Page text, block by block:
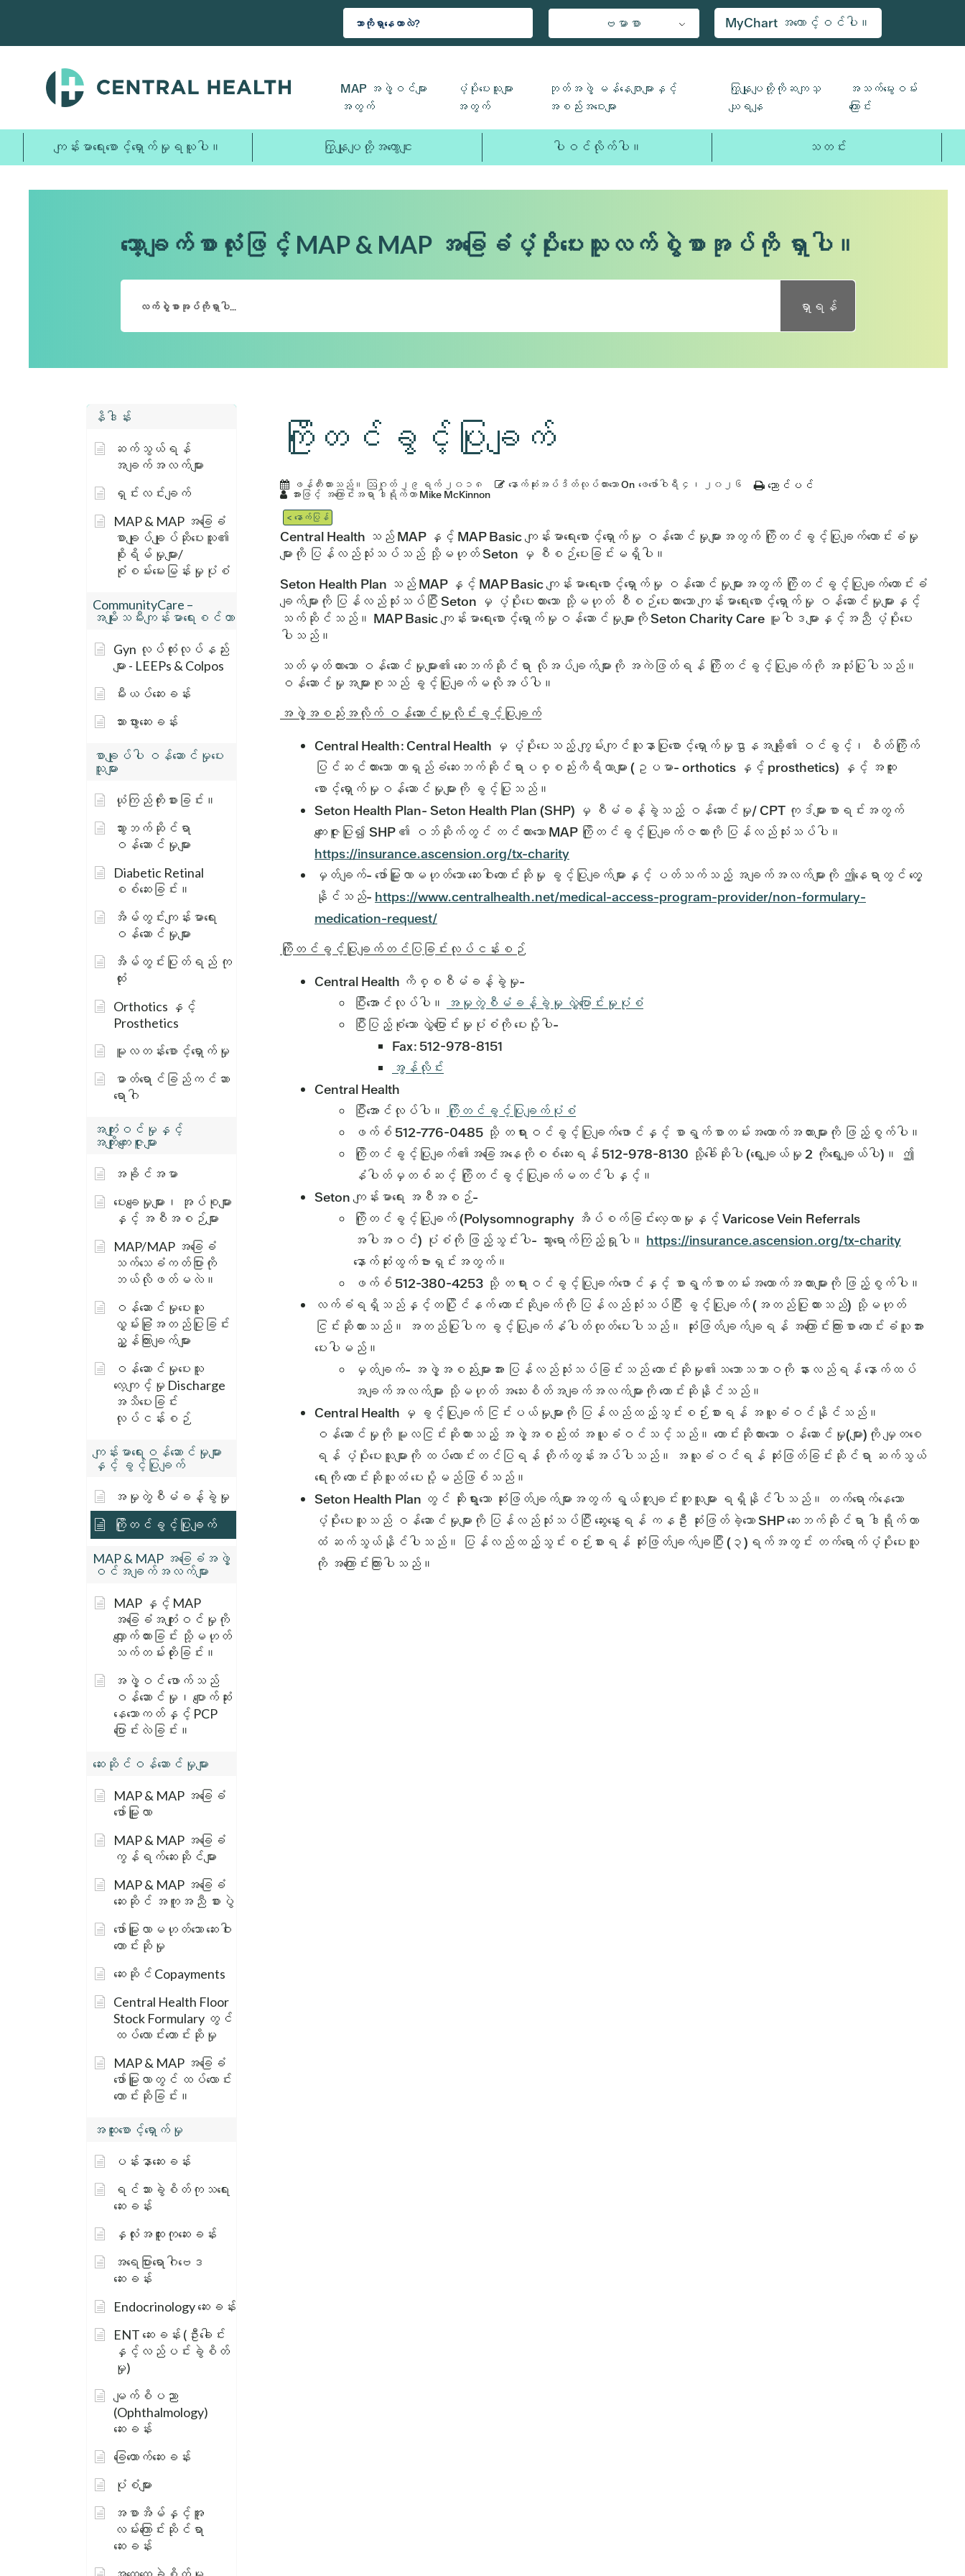
သို့
ပါ။
ဗမာစာ MyChart အကောင့်ဝင်ပါ။
MAP အဖွဲ့ဝင်များ
အတွက်
ပံ့ပိုးပေးသူများ
အတွက်
ဘုတ်အဖွဲ့ မန်နေဂျာများနှင့်
အစည်းအဝေးများ
ကြှနျုပျတို့ကိုဆကျသှ
ယျရနျ
အသက်မွေးဝမ်း
ကြောင်း
ကျန်းမာရေးစောင့်ရှောက်မှုရယူပါ။ ကြှနျုပျတို့အကွောငျး ပါဝင်လိုက်ပါ။ သတင်း
သော့ချက်စာလုံးဖြင့် MAP & MAP အခြေခံပံ့ပိုးပေးသူလက်စွဲစာအုပ်ကို ရှာပါ။
ရှာရန်
နိဒါန်း
ဆက်သွယ်ရန်
အချက်အလက်များ
ရှင်းလင်းချက်
MAP & MAP အခြေခံ
စာချုပ်ချုပ်ဆိုပေးသူ၏
စိုးရိမ်မှုများ/
စုံစမ်းမေးမြန်းမှုပုံစံ
CommunityCare –
အမျိုးသမီးကျန်းမာရေးစင်တာ
Gyn လုပ်ထုံးလုပ်နည်း
များ - LEEPs & Colpos
မီးယပ်ဆေးခန်း
သားဖွားဆေးခန်း
စာချုပ်ပါ ဝန်ဆောင်မှုပေး
သူများ
ယုံကြည်ကိုးစားခြင်း။
သွားဘက်ဆိုင်ရာ
ဝန်ဆောင်မှုများ
Diabetic Retinal
စစ်ဆေးခြင်း။
အိမ်တွင်းကျန်းမာရေး
ဝန်ဆောင်မှုများ
အိမ်တွင်းပြုတ်ရည် ကု
ထုံး
Orthotics နှင့်
Prosthetics
မူလတန်းစောင့်ရှောက်မှု
ဓာတ်ရောင်ခြည်ကင်ဆာ
ရောဂါ
အကျုံးဝင်မှုနှင့်
အကျိုးကျေးဇူးများ
အခိုင်အမာ
ပေးချေမှုများ၊ အုပ်စုများ
နှင့် အစီအစဉ်များ
MAP/MAP အခြေခံ
သက်သေခံကတ်ပြားကို
ဘယ်လိုဖတ်မလဲ။
ဝန်ဆောင်မှုပေးသူ
လွှမ်းခြုံအတည်ပြုခြင်း
ညွှန်ကြားချက်များ
ဝန်ဆောင်မှုပေးသူ
လေ့ကျင့်မှု Discharge
အသိပေးခြင်း
လုပ်ငန်းစဉ်
ကျန်းမာရေးဝန်ဆောင်မှုများ
နှင့် ခွင့်ပြုချက်
အမှုတွဲစီမံခန့်ခွဲမှု
ကြိုတင်ခွင့်ပြုချက်
MAP & MAP အခြေခံအဖွဲ့
ဝင်အချက်အလက်များ
MAP နှင့် MAP
အခြေခံအကျုံးဝင်မှုကို
လျှောက်ထားခြင်း သို့မဟုတ်
သက်တမ်းတိုးခြင်း။
အဖွဲ့ဝင် ဖောက်သည်
ဝန်ဆောင်မှု၊ ပျောက်ဆုံး
နေသောကတ်နှင့် PCP
ပြောင်းလဲခြင်း။
ဆေးဆိုင်ဝန်ဆောင်မှုများ
MAP & MAP အခြေခံ
ဖော်မြူလာ
MAP & MAP အခြေခံ
ကွန်ရက်ဆေးဆိုင်များ
MAP & MAP အခြေခံ
ဆေးဆိုင် အကူအညီ စားပွဲ
ဖော်မြူလာမဟုတ်သော ဆေးဝါး
တောင်းဆိုမှု
ဆေးဆိုင် Copayments
Central Health Floor
Stock Formulary တွင်
ထပ်လောင်းတောင်းဆိုမှု
MAP & MAP အခြေခံ
ဖော်မြူလာတွင် ထပ်လောင်း
တောင်းဆိုခြင်း။
အထူးစောင့်ရှောက်မှု
ပန်းနာဆေးခန်း
ရင်သားခွဲစိတ်ကုသရေး
ဆေးခန်း
နှလုံးအထူးကုဆေးခန်း
အရေပြားရောဂါဗေဒ
ဆေးခန်း
Endocrinology ဆေးခန်း
ENT ဆေးခန်း (ဦးခေါင်း
နှင့်လည်ပင်းခွဲစိတ်
မှု)
မျက်စိပညာ
(Ophthalmology)
ဆေးခန်း
ခြေထောက်ဆေးခန်း
ပုံစံများ
အစာအိမ်နှင့်အူ
လမ်းကြောင်းဆိုင်ရာ
ဆေးခန်း
ကြိုတင်ခွင့်ပြုချက်
ဖန်တီးထားသည်။ ဩဂုတ် ၂၉ ရက် ၂၀၁၈ နောက်ဆုံးအပ်ဒိတ်လုပ်ထားသော On ဖေဖော်ဝါရီ ၄၊ ၂၀၂၆
အားဖြင့် အကြောင်းအရာ ဒါရိုက်တာ Mike McKinnon
ညောင်ပင်
< နောက်ပြန်
Central Health သည် MAP နှင့် MAP Basic ကျန်းမာရေးစောင့်ရှောက်မှု ဝန်ဆောင်မှုများအတွက် ကြိုတင်ခွင့်ပြုချက်တောင်းခံမှု
များကို ပြန်လည်သုံးသပ်သည် သို့မဟုတ် Seton မှ စီစဉ်ပေးခြင်းမရှိပါ။
Seton Health Plan သည် MAP နှင့် MAP Basic ကျန်းမာရေးစောင့်ရှောက်မှု ဝန်ဆောင်မှုများအတွက် ကြိုတင်ခွင့်ပြုချက်တောင်းခံ
ချက်များကို ပြန်လည်သုံးသပ်ပြီး Seton မှ ပံ့ပိုးပေးထားသော သို့မဟုတ် စီစဉ်ပေးထားသော ကျန်းမာရေးစောင့်ရှောက်မှု ဝန်ဆောင်မှုများနှင့်
သက်ဆိုင်သည်။ MAP Basic ကျန်းမာရေးစောင့်ရှောက်မှုဝန်ဆောင်မှုများကို Seton Charity Care မူဝါဒများနှင့်အညီ ပံ့ပိုးပေး
ပါသည်။
သတ်မှတ်ထားသော ဝန်ဆောင်မှုများ၏ ဆေးဘက်ဆိုင်ရာ လိုအပ်ချက်များကို အကဲဖြတ်ရန် ကြိုတင်ခွင့်ပြုချက်ကို အသုံးပြုပါသည်။
ဝန်ဆောင်မှုအများစုသည် ခွင့်ပြုချက်မလိုအပ်ပါ။
အဖွဲ့အစည်းအလိုက် ဝန်ဆောင်မှုလိုင်းခွင့်ပြုချက်
Central Health: Central Health မှ ပံ့ပိုးပေးသည့် ကျွမ်းကျင်သူနာပြုစောင့်ရှောက်မှုဌာနအချို့၏ ဝင်ခွင့်၊ စိတ်ကြိုက်
ပြင်ဆင်ထားသော တာရှည်ခံဆေးဘက်ဆိုင်ရာပစ္စည်းကိရိယာများ (ဥပမာ- orthotics နှင့် prosthetics) နှင့် အထူး
စောင့်ရှောက်မှုဝန်ဆောင်မှုများကို ခွင့်ပြုသည်။
Seton Health Plan- Seton Health Plan (SHP) မှ စီမံခန့်ခွဲသည့် ဝန်ဆောင်မှု/ CPT ကုဒ်များစာရင်းအတွက်
ကျေးဇူးပြု၍ SHP ၏ ဝဘ်ဆိုက်တွင် တင်ထားသော MAP ကြိုတင်ခွင့်ပြုချက်ဇယားကို ပြန်လည်သုံးသပ်ပါ။
https://insurance.ascension.org/tx-charity
မှတ်ချက်- ဖော်မြူလာမဟုတ်သော ဆေးဝါးတောင်းဆိုမှု ခွင့်ပြုချက်များနှင့် ပတ်သက်သည့် အချက်အလက်များကို ဤနေရာတွင် တွေ့
နိုင်သည်- https://www.centralhealth.net/medical-access-program-provider/non-formulary-
medication-request/
ကြိုတင်ခွင့်ပြုချက်တင်ပြခြင်းလုပ်ငန်းစဉ်
Central Health ကိစ္စစီမံခန့်ခွဲမှု-
ပြီးအောင်လုပ်ပါ။
အမှုတွဲစီမံခန့်ခွဲမှု လွှဲပြောင်းမှုပုံစံ
ပြီးပြည့်စုံသော လွှဲပြောင်းမှုပုံစံကို ပေးပို့ပါ-
Fax: 512-978-8151
အွန်လိုင်း
Central Health
ပြီးအောင်လုပ်ပါ။
ကြိုတင်ခွင့်ပြုချက်ပုံစံ
ဖက်စ် 512-776-0485 သို့ တရားဝင်ခွင့်ပြုချက်ဖောင်နှင့် စာရွက်စာတမ်းအထောက်အထားများကို ဖြည့်စွက်ပါ။
ကြိုတင်ခွင့်ပြုချက်၏အခြေအနေကိုစစ်ဆေးရန် 512-978-8130 သို့ခေါ်ဆိုပါ (ရွေးချယ်မှု 2 ကိုရွေးချယ်ပါ)။ ဤ
နံပါတ်မှတစ်ဆင့် ကြိုတင်ခွင့်ပြုချက်မတင်ပါနှင့်။
Seton ကျန်းမာရေး အစီအစဉ်-
ကြိုတင်ခွင့်ပြုချက် (Polysomnography အိပ်စက်ခြင်းလေ့လာမှုနှင့် Varicose Vein Referrals
အပါအဝင်) ပုံစံကို ဖြည့်သွင်းပါ- သွားရောက်ကြည့်ရှုပါ။ https://insurance.ascension.org/tx-charity
နောက်ဆုံးထွက်ဗားရှင်းအတွက်။
ဖက်စ် 512-380-4253 သို့ တရားဝင်ခွင့်ပြုချက်ဖောင်နှင့် စာရွက်စာတမ်းအထောက်အထားများကို ဖြည့်စွက်ပါ။
လက်ခံရရှိသည်နှင့်တပြိုင်နက် တောင်းဆိုချက်ကို ပြန်လည်သုံးသပ်ပြီး ခွင့်ပြုချက် (အတည်ပြုထားသည်) သို့မဟုတ်
ငြင်းဆိုထားသည်။ အတည်ပြုပါက ခွင့်ပြုချက်နံပါတ်ထုတ်ပေးပါသည်။ ဆုံးဖြတ်ချက်ချရန် အကြောင်းကြားစာ တောင်းခံသူအား
ပေးပါမည်။
မှတ်ချက်- အဖွဲ့အစည်းများအား ပြန်လည်သုံးသပ်ခြင်းသည် တောင်းဆိုမှု၏သဘောသဘာဝကို နားလည်ရန် နောက်ထပ်
အချက်အလက်များ သို့မဟုတ် အသေးစိတ်အချက်အလက်များကို တောင်းဆိုနိုင်သည်။
Central Health မှ ခွင့်ပြုချက် ငြင်းပယ်မှုများကို ပြန်လည်ထည့်သွင်းစဉ်းစားရန် အယူခံဝင်နိုင်သည်။
ဝန်ဆောင်မှုကို မူလငြင်းဆိုထားသည့် အဖွဲ့အစည်းထံ အယူခံဝင်သင့်သည်။ တောင်းဆိုထားသော ဝန်ဆောင်မှု(များ)ကို မျှတစေ
ရန် ပံ့ပိုးပေးသူများကို ထပ်လောင်းတင်ပြရန် တိုက်တွန်းအပ်ပါသည်။ အယူခံဝင်ရန် ဆုံးဖြတ်ခြင်းဆိုင်ရာ ဆက်သွယ်
ရေးကို တောင်းဆိုသူထံ ပေးပို့မည်ဖြစ်သည်။
Seton Health Plan တွင် ဆိုးရွားသော ဆုံးဖြတ်ချက်များအတွက် ရွယ်တူချင်းတူသူများ ရရှိနိုင်ပါသည်။ တက်ရောက်နေသော
ပံ့ပိုးပေးသူသည် ဝန်ဆောင်မှုများကို ပြန်လည်သုံးသပ်ပြီး ဆွေးနွေးရန် ကနဦး ဆုံးဖြတ်ခဲ့သော SHP ဆေးဘက်ဆိုင်ရာ ဒါရိုက်တာ
ထံ ဆက်သွယ်နိုင်ပါသည်။ ပြန်လည်ထည့်သွင်းစဉ်းစားရန် ဆုံးဖြတ်ချက်ချပြီး (၃)ရက်အတွင်း တက်ရောက်ပံ့ပိုးပေးသူ
ကို အကြောင်းကြားပါသည်။